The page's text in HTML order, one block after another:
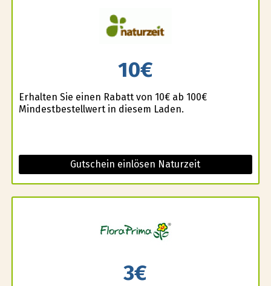
10€
Erhalten Sie einen Rabatt von 10€ ab 100€
Mindestbestellwert in diesem Laden.
Gutschein einlösen Naturzeit
3€